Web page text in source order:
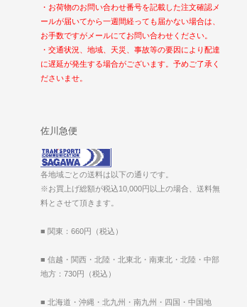
・お荷物のお問い合わせ番号を記載した注文確認メ
ールが届いてから一週間経っても届かない場合は、
お手数ですがメールにてお問い合わせください。
・交通状況、地域、天災、事故等の要因により配達
に遅延が発生する場合がございます。予めご了承く
ださいませ。
佐川急便
各地域ごとの送料は以下の通りです。
※お買上げ総額が税込10,000円以上の場合、送料無
料とさせて頂きます。
■ 関東：660円（税込）
■ 信越・関西・北陸・北東北・南東北・北陸・中部
地方：730円（税込）
■ 北海道・沖縄・北九州・南九州・四国・中国地